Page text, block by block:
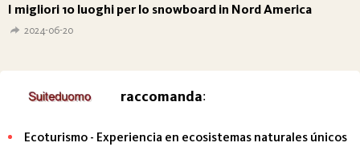
I migliori 10 luoghi per lo snowboard in Nord America
2024-06-20
raccomanda:
Ecoturismo - Experiencia en ecosistemas naturales únicos